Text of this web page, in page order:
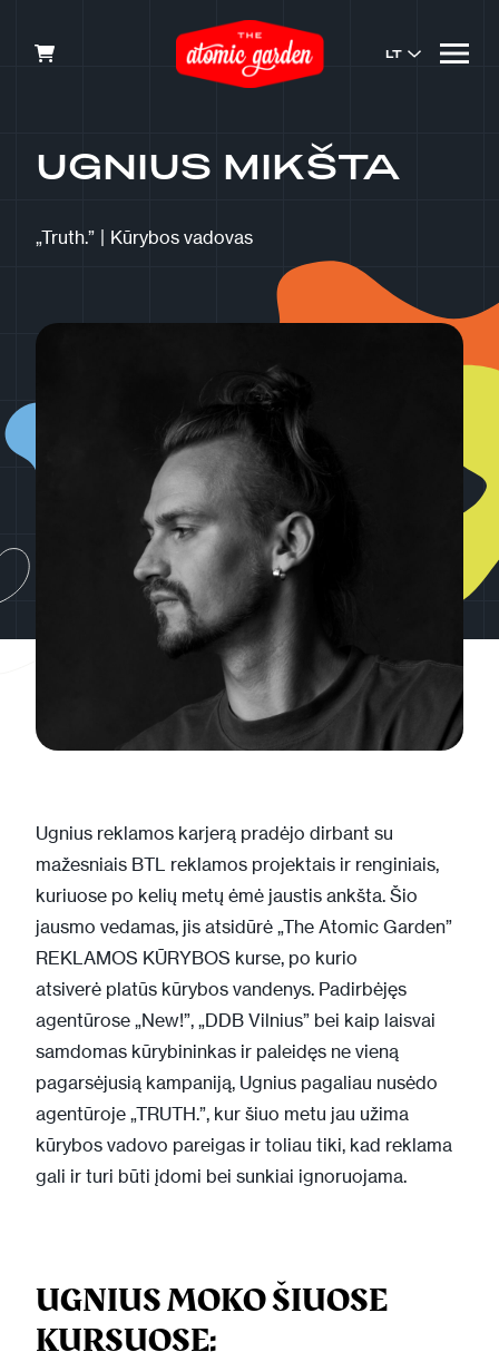
LT
UGNIUS MIKŠTA
„Truth.” Kūrybos vadovas
Ugnius reklamos karjerą pradėjo dirbant su
mažesniais BTL reklamos projektais ir renginiais,
kuriuose po kelių metų ėmė jaustis ankšta. Šio
jausmo vedamas, jis atsidūrė „The Atomic Garden”
REKLAMOS KŪRYBOS kurse, po kurio
atsiverė platūs kūrybos vandenys. Padirbėjęs
agentūrose „New!”, „DDB Vilnius” bei kaip laisvai
samdomas kūrybininkas ir paleidęs ne vieną
pagarsėjusią kampaniją, Ugnius pagaliau nusėdo
agentūroje „TRUTH.”, kur šiuo metu jau užima
kūrybos vadovo pareigas ir toliau tiki, kad reklama
gali ir turi būti įdomi bei sunkiai ignoruojama.
UGNIUS MOKO ŠIUOSE
KURSUOSE: